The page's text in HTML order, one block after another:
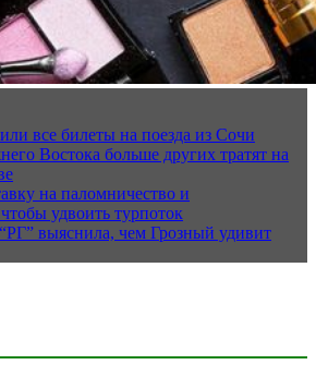
все билеты на поезда из Сочи
Востока больше других тратят на
на паломничество и
удвоить турпоток
выяснила, чем Грозный удивит